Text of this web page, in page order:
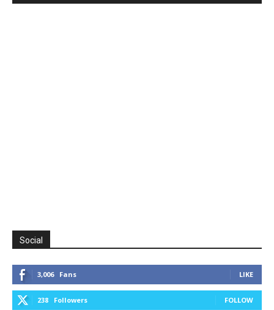
Social
3,006 Fans LIKE
238 Followers FOLLOW